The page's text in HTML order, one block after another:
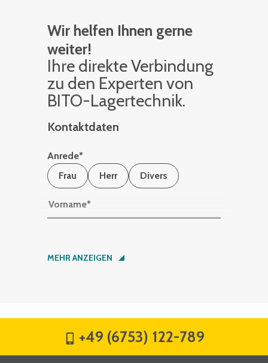
Wir helfen Ihnen gerne
weiter!
Ihre di­rek­te Ver­bin­dung
zu den Ex­per­ten von
BITO-La­ger­tech­nik.
Kontaktdaten
Anrede*
Frau
Herr Divers
Vorname*
Nachname*
MEHR ANZEIGEN
+49 (6753) 122-789